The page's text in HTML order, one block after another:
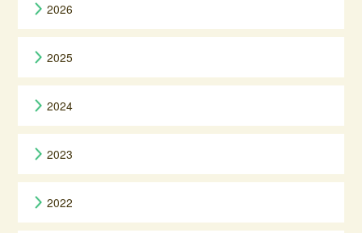
2026
2025
2024
2023
2022